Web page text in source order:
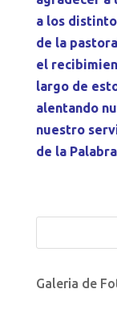
a los
de la
el
largo de
alentando
nuestro
de la
Galeria de